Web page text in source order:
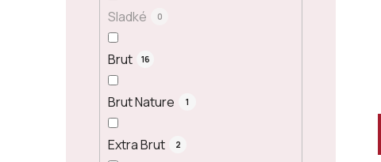
Sladké 0
Brut 16
Brut Nature 1
Extra Brut 2